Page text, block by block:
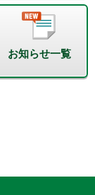
お知らせ一覧